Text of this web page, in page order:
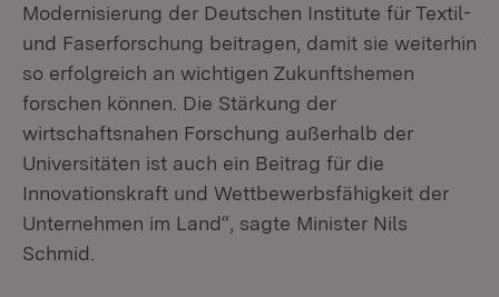
Modernisierung der Deutschen Institute für Textil-
und Faserforschung beitragen, damit sie weiterhin
so erfolgreich an wichtigen Zukunftshemen
forschen können. Die Stärkung der
wirtschaftsnahen Forschung außerhalb der
Universitäten ist auch ein Beitrag für die
Innovationskraft und Wettbewerbsfähigkeit der
Unternehmen im Land“, sagte Minister Nils
Schmid.